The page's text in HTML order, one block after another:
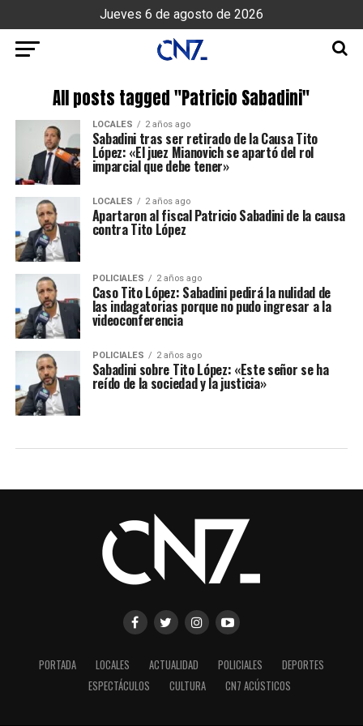
Jueves 6 de agosto de 2026
All posts tagged "Patricio Sabadini"
LOCALES 2 años ago
Sabadini tras ser retirado de la Causa Tito
López: «El juez Mianovich se apartó del rol
imparcial que debe tener»
LOCALES 2 años ago
Apartaron al fiscal Patricio Sabadini de la causa
contra Tito López
POLICIALES 2 años ago
Caso Tito López: Sabadini pedirá la nulidad de
las indagatorias porque no pudo ingresar a la
videoconferencia
POLICIALES 2 años ago
Sabadini sobre Tito López: «Este señor se ha
reído de la sociedad y la justicia»
PORTADA LOCALES ACTUALIDAD POLICIALES
DEPORTES
ESPECTÁCULOS
CULTURA CN7 ACÚSTICOS